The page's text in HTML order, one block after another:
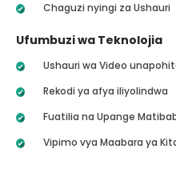
Chaguzi nyingi za Ushauri
Ufumbuzi wa Teknolojia
Ushauri wa Video
Rekodi ya afya iliyolindwa
Fuatilia na Upange
Vipimo vya Maabara ya